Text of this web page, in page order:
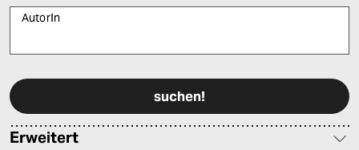
AutorIn
Erweitert